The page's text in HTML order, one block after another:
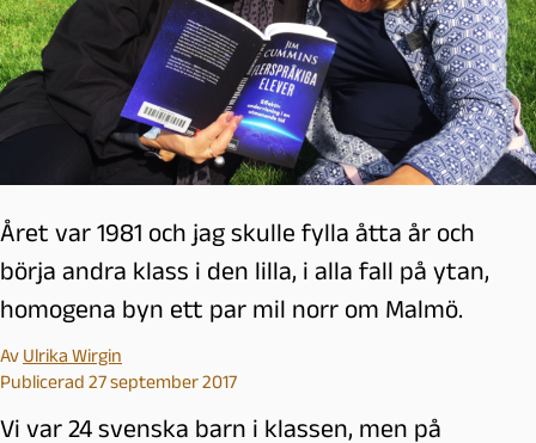
Året var 1981 och jag skulle fylla åtta år och
börja andra klass i den lilla, i alla fall på ytan,
homogena byn ett par mil norr om Malmö.
Av Ulrika Wirgin
Publicerad 27 september 2017
Vi var 24 svenska barn i klassen, men på